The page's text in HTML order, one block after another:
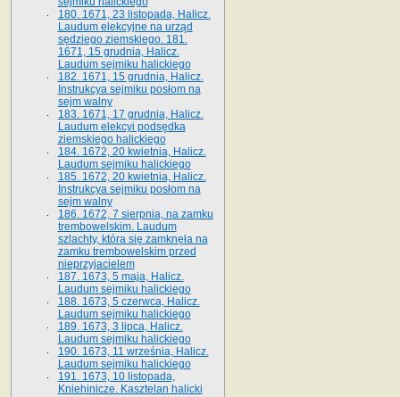
180. 1671, 23 listopada, Halicz.
Laudum elekcyjne na urząd
sędziego ziemskiego. 181.
1671, 15 grudnia, Halicz.
Laudum sejmiku halickiego
182. 1671, 15 grudnia, Halicz.
Instrukcya sejmiku posłom na
sejm walny
183. 1671, 17 grudnia, Halicz.
Laudum elekcyi podsędka
ziemskiego halickiego
184. 1672, 20 kwietnia, Halicz.
Laudum sejmiku halickiego
185. 1672, 20 kwietnia, Halicz.
Instrukcya sejmiku posłom na
sejm walny
186. 1672, 7 sierpnia, na zamku
trembowelskim. Laudum
szlachty, która się zamknęła na
zamku trembowelskim przed
nieprzyjacielem
187. 1673, 5 maja, Halicz.
Laudum sejmiku halickiego
188. 1673, 5 czerwca, Halicz.
Laudum sejmiku halickiego
189. 1673, 3 lipca, Halicz.
Laudum sejmiku halickiego
190. 1673, 11 września, Halicz.
Laudum sejmiku halickiego
191. 1673, 10 listopada,
Kniehinicze. Kasztelan halicki